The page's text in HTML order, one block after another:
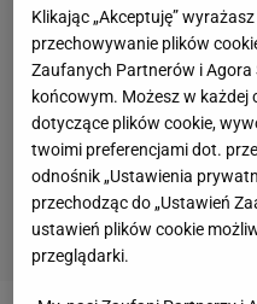
Klikając „Akceptuję”
przechowywanie plików
Zaufanych Partnerów i Agora
końcowym. Możesz w każdej
dotyczące plików cookie,
twoimi preferencjami dot.
odnośnik „Ustawienia
przechodząc do „Ustawień
ustawień plików cookie
przeglądarki.